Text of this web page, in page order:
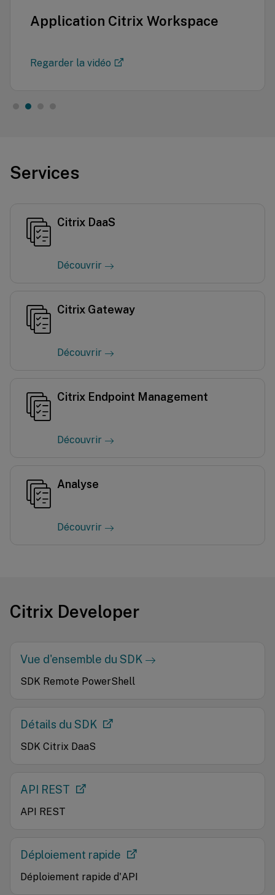
Application Citrix Workspace
Regarder la vidéo
Services
Citrix DaaS
Découvrir
Citrix Gateway
Découvrir
Citrix Endpoint Management
Découvrir
Analyse
Découvrir
Citrix Developer
Vue d'ensemble du SDK
SDK Remote PowerShell
Détails du SDK
SDK Citrix DaaS
API REST
API REST
Déploiement rapide
Déploiement rapide d'API